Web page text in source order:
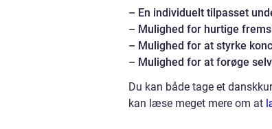
– En individuelt tilpasset
– Mulighed for hurtige
– Mulighed for at styrke
– Mulighed for at forøge
Du kan både tage et
kan læse meget mere om at